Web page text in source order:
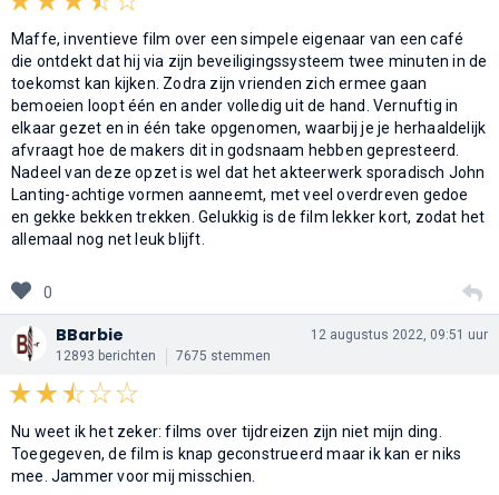
Maffe, inventieve film over een simpele eigenaar van een café
die ontdekt dat hij via zijn beveiligingssysteem twee minuten in de
toekomst kan kijken. Zodra zijn vrienden zich ermee gaan
bemoeien loopt één en ander volledig uit de hand. Vernuftig in
elkaar gezet en in één take opgenomen, waarbij je je herhaaldelijk
afvraagt hoe de makers dit in godsnaam hebben gepresteerd.
Nadeel van deze opzet is wel dat het akteerwerk sporadisch John
Lanting-achtige vormen aanneemt, met veel overdreven gedoe
en gekke bekken trekken. Gelukkig is de film lekker kort, zodat het
allemaal nog net leuk blijft.
0
BBarbie
12893 berichten 7675 stemmen
12 augustus 2022, 09:51 uur
Nu weet ik het zeker: films over tijdreizen zijn niet mijn ding.
Toegegeven, de film is knap geconstrueerd maar ik kan er niks
mee. Jammer voor mij misschien.